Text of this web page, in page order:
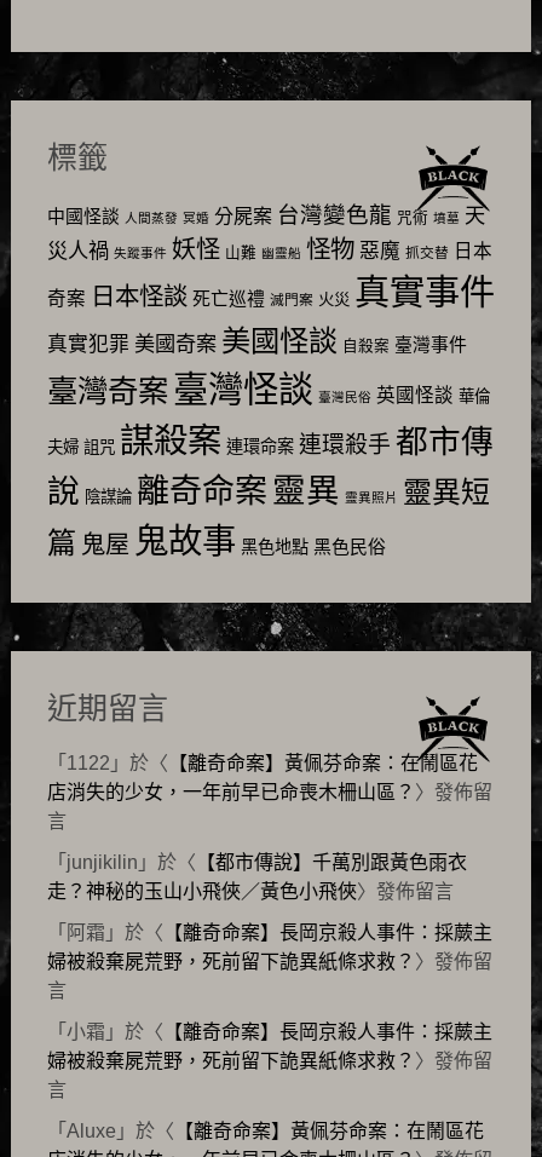
標籤
中國怪談 人間蒸發 冥婚 分屍案 台灣變色龍 咒術 墳墓 天
災人禍 失蹤事件 妖怪 山難 幽靈船 怪物 惡魔 抓交替 日本
奇案 日本怪談 死亡巡禮 滅門案 火災 真實事件
真實犯罪 美國奇案 美國怪談 自殺案 臺灣事件
臺灣奇案 臺灣怪談 臺灣民俗 英國怪談 華倫
夫婦 詛咒 謀殺案 連環命案 連環殺手 都市傳
說 陰謀論 離奇命案 靈異 靈異照片 靈異短
篇 鬼屋 鬼故事 黑色地點 黑色民俗
近期留言
「 1122 」於〈 【離奇命案】黃佩芬命案：在鬧區花
店消失的少女，一年前早已命喪木柵山區？ 〉發佈留
言
「 junjikilin 」於〈 【都市傳說】千萬別跟黃色雨衣
走？神秘的玉山小飛俠／黃色小飛俠〉發佈留言
「 阿霜 」於〈 【離奇命案】長岡京殺人事件：採蕨主
婦被殺棄屍荒野，死前留下詭異紙條求救？ 〉發佈留
言
「 小霜 」於〈 【離奇命案】長岡京殺人事件：採蕨主
婦被殺棄屍荒野，死前留下詭異紙條求救？ 〉發佈留
言
「 Aluxe 」於〈 【離奇命案】黃佩芬命案：在鬧區花